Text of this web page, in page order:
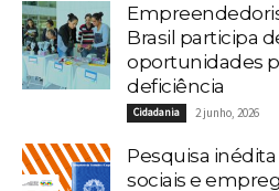
Brasil participa
oportunidades
deficiência
Cidadania 2 junho, 2026
Pesquisa
sociais e